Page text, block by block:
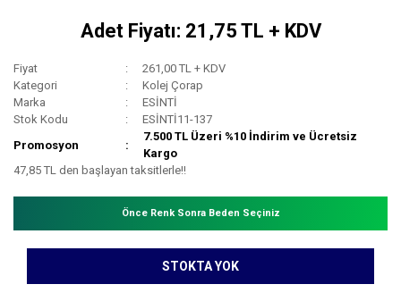
Adet Fiyatı: 21,75 TL + KDV
Fiyat
261,00 TL + KDV
Kategori
Kolej Çorap
Marka
ESİNTİ
Stok Kodu
ESİNTİ11-137
Promosyon
7.500 TL Üzeri %10 İndirim ve Ücretsiz
Kargo
47,85 TL den başlayan taksitlerle!!
Önce Renk Sonra Beden Seçiniz
STOKTA YOK